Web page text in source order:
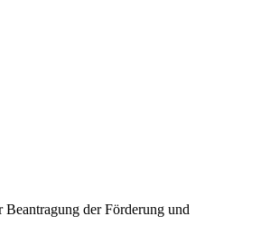
der Förderung und